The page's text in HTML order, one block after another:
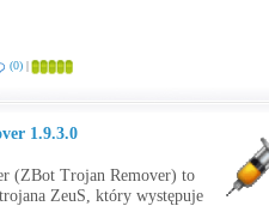
(0) |
1.9.3.0
(ZBot Trojan Remover) to
ZeuS, który występuje